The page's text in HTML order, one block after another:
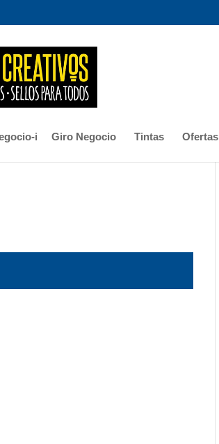
Giro Negocio Tintas Ofertas